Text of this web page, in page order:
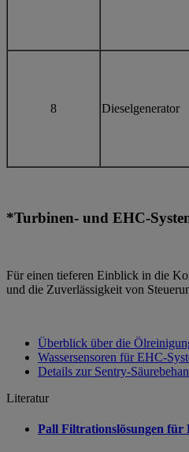
8 Dieselgenerator
*Turbinen- und EHC-
Für einen tieferen Einblick in die
und die Zuverlässigkeit von
Überblick über die
Wassersensoren für EHC-
Details zur Sentry-
Literatur
Pall Filtrationslösungen